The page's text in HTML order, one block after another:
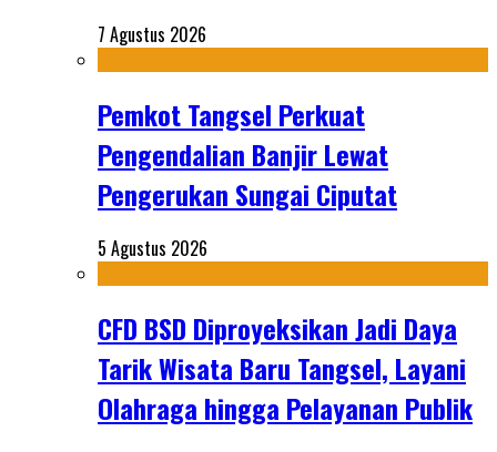
7 Agustus 2026
Pemkot Tangsel Perkuat
Pengendalian Banjir Lewat
Pengerukan Sungai Ciputat
5 Agustus 2026
CFD BSD Diproyeksikan Jadi Daya
Tarik Wisata Baru Tangsel, Layani
Olahraga hingga Pelayanan Publik